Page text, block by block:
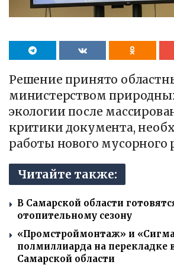
Решение принято
министерством
экологии после
критики документа,
работы нового мусорного
Читайте также:
В Самарской области
отопительному сезону
«Промстроймонтаж» и
полмиллиарда на перекладке
Самарской области